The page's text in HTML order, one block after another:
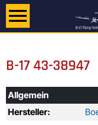
B-17 43-38947
Allgemein
Hersteller: